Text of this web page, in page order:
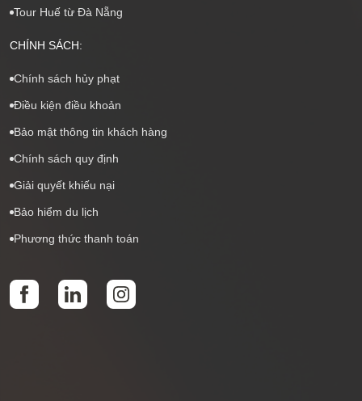
Tour Huế từ Đà Nẵng
CHÍNH SÁCH:
Chính sách hủy phạt
Điều kiện điều khoản
Bảo mật thông tin khách hàng
Chính sách quy định
Giải quyết khiếu nại
Bảo hiểm du lịch
Phương thức thanh toán